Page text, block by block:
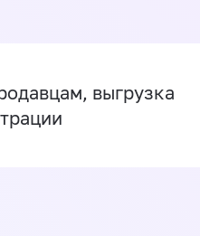
выгрузка